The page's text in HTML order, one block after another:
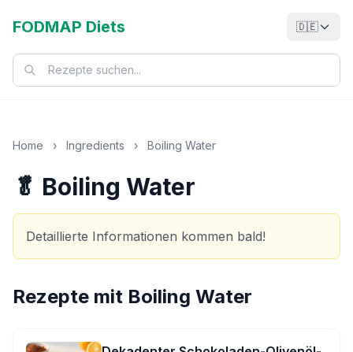
FODMAP Diets 🇩🇪
Home › Ingredients › Boiling Water
🥬 Boiling Water
Detaillierte Informationen kommen bald!
Rezepte mit Boiling Water